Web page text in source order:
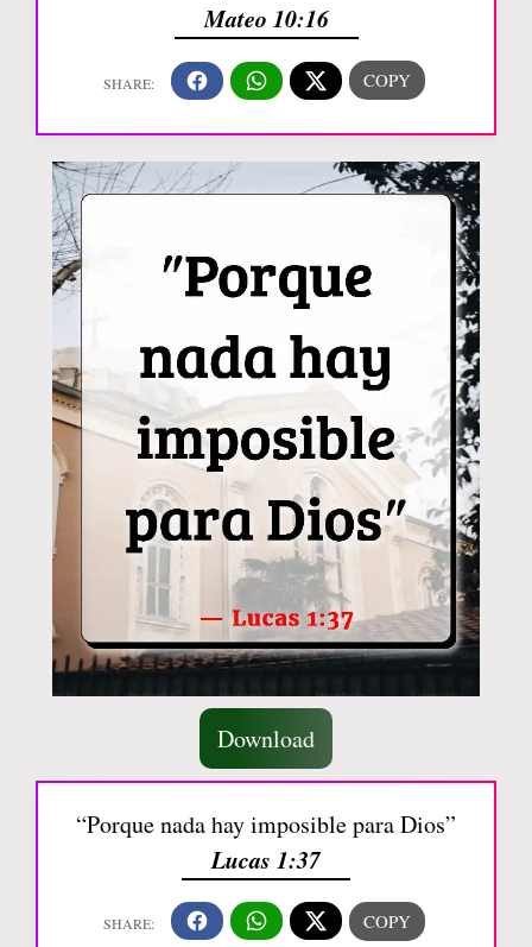
Mateo 10:16
Download
“Porque nada hay imposible para Dios”
Lucas 1:37